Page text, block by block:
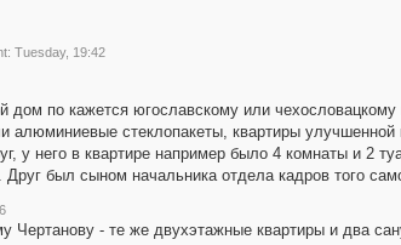
Tuesday, 19:42
дом по кажется югославскому или чехословацкому
алюминиевые стеклопакеты, квартиры улучшенной
у него в квартире например было 4 комнаты и 2
был сыном начальника отдела кадров того
Чертанову - те же двухэтажные квартиры и два